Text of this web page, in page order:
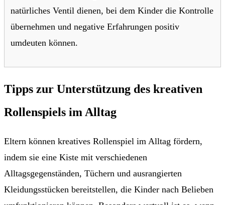
natürliches Ventil dienen, bei dem Kinder die Kontrolle
übernehmen und negative Erfahrungen positiv
umdeuten können.
Tipps zur Unterstützung des kreativen
Rollenspiels im Alltag
Eltern können kreatives Rollenspiel im Alltag fördern,
indem sie eine Kiste mit verschiedenen
Alltagsgegenständen, Tüchern und ausrangierten
Kleidungsstücken bereitstellen, die Kinder nach Belieben